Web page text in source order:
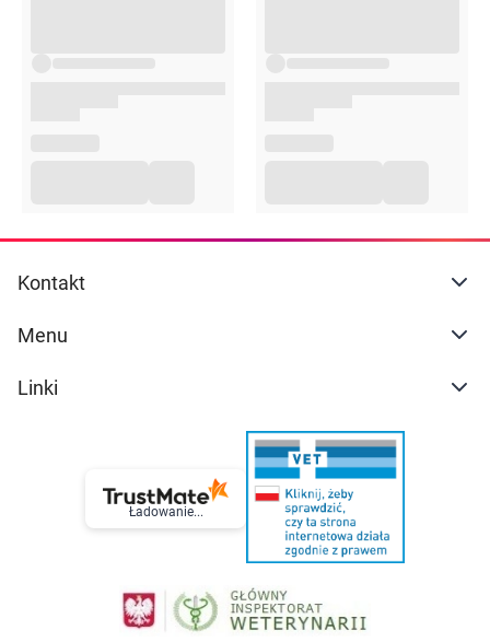
Kontakt
Menu
Linki
Ładowanie...